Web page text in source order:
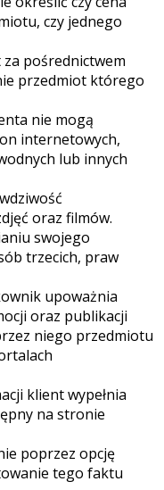
czy jednego
pośrednictwem
przedmiot którego
nie mogą
internetowych,
lub innych
oraz filmów.
swojego
trzecich, praw
upoważnia
oraz publikacji
niego przedmiotu
klient wypełnia
na stronie
poprzez opcję
tego faktu